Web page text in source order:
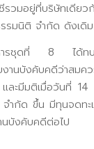
วมอยู่ที่บริษัทเดียว
รมนิติ จำกัด ดังเดิม
ารชุดที่ 8 ได้ทบ
บังคับคดีว่าสมควร
ละมีมติเมื่อวันที่
ำกัด ขึ้น มีทุนจดทะ
บังคับคดีต่อไป